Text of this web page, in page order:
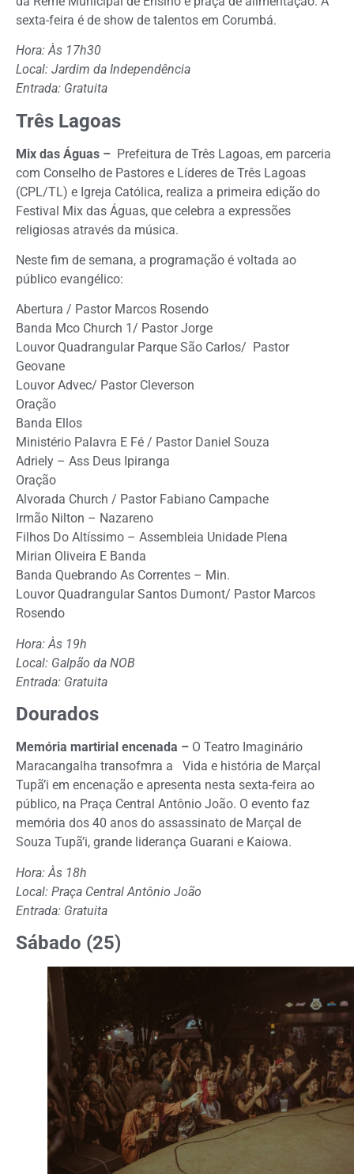
sexta-feira é de show de talentos em Corumbá.
Hora: Às 17h30
Local: Jardim da Independência
Entrada: Gratuita
Três Lagoas
Mix das Águas – Prefeitura de Três Lagoas, em parceria
com Conselho de Pastores e Líderes de Três Lagoas
(CPL/TL) e Igreja Católica, realiza a primeira edição do
Festival Mix das Águas, que celebra a expressões
religiosas através da música.
Neste fim de semana, a programação é voltada ao
público evangélico:
Abertura / Pastor Marcos Rosendo
Banda Mco Church 1/ Pastor Jorge
Louvor Quadrangular Parque São Carlos/ Pastor
Geovane
Louvor Advec/ Pastor Cleverson
Oração
Banda Ellos
Ministério Palavra E Fé / Pastor Daniel Souza
Adriely – Ass Deus Ipiranga
Oração
Alvorada Church / Pastor Fabiano Campache
Irmão Nilton – Nazareno
Filhos Do Altíssimo – Assembleia Unidade Plena
Mirian Oliveira E Banda
Banda Quebrando As Correntes – Min.
Louvor Quadrangular Santos Dumont/ Pastor Marcos
Rosendo
Hora: Às 19h
Local: Galpão da NOB
Entrada: Gratuita
Dourados
Memória martirial encenada – O Teatro Imaginário
Maracangalha transofmra a Vida e história de Marçal
Tupã’i em encenação e apresenta nesta sexta-feira ao
público, na Praça Central Antônio João. O evento faz
memória dos 40 anos do assassinato de Marçal de
Souza Tupã’i, grande liderança Guarani e Kaiowa.
Hora: Às 18h
Local: Praça Central Antônio João
Entrada: Gratuita
Sábado (25)